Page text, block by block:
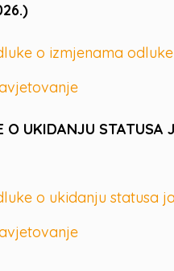
o izmjenama
O UKIDANJU
o ukidanju statusa